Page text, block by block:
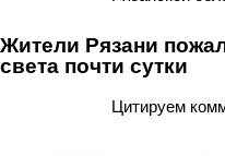
Жители Рязани
света почти сутки
Цитируем